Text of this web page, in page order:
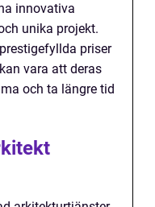
innovativa
unika projekt.
priser
vara att deras
och ta längre tid